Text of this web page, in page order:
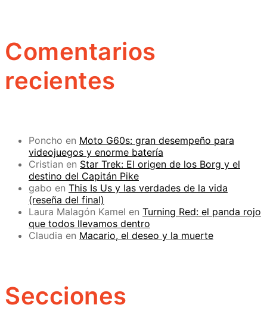
Comentarios
recientes
Poncho en Moto G60s: gran desempeño para
videojuegos y enorme batería
Cristian en Star Trek: El origen de los Borg y el
destino del Capitán Pike
gabo en This Is Us y las verdades de la vida
(reseña del final)
Laura Malagón Kamel en Turning Red: el panda rojo
que todos llevamos dentro
Claudia en Macario, el deseo y la muerte
Secciones